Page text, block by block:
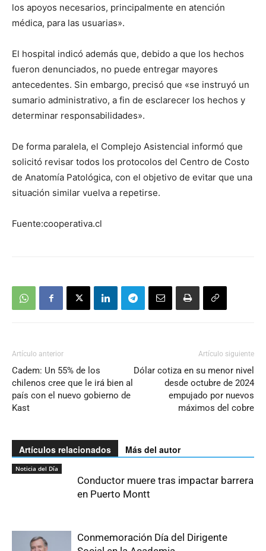
los apoyos necesarios, principalmente en atención
médica, para las usuarias».
El hospital indicó además que, debido a que los hechos
fueron denunciados, no puede entregar mayores
antecedentes. Sin embargo, precisó que «se instruyó un
sumario administrativo, a fin de esclarecer los hechos y
determinar responsabilidades».
De forma paralela, el Complejo Asistencial informó que
solicitó revisar todos los protocolos del Centro de Costo
de Anatomía Patológica, con el objetivo de evitar que una
situación similar vuelva a repetirse.
Fuente:cooperativa.cl
Artículo anterior
Cadem: Un 55% de los
chilenos cree que le irá bien al
país con el nuevo gobierno de
Kast
Artículo siguiente
Dólar cotiza en su menor nivel
desde octubre de 2024
empujado por nuevos
máximos del cobre
Artículos relacionados Más del autor
Noticia del Día
Conductor muere tras impactar barrera
en Puerto Montt
Conmemoración Día del Dirigente